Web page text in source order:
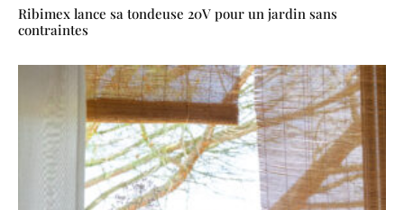
Ribimex lance sa tondeuse 20V pour un jardin sans
contraintes